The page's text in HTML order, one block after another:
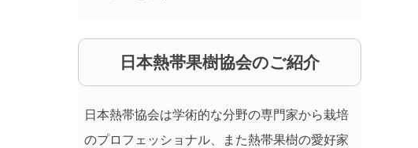
日本熱帯果樹協会のご紹介
日本熱帯協会は学術的な分野の専門家から栽培
のプロフェッショナル、また熱帯果樹の愛好家